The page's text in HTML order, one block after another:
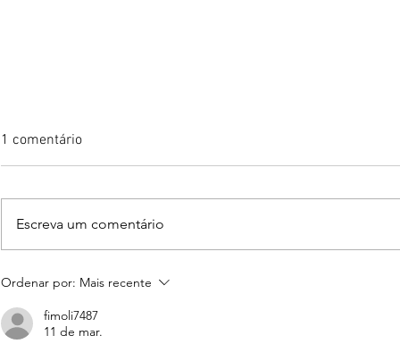
TCU nas linhas de defesa das
contratações públicas: a
mudança de entendimento do
tribunal sobre as linhas de
1 comentário
Escreva um comentário
Ordenar por: Mais recente
fimoli7487
11 de mar.